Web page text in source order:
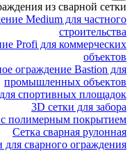
из сварной сетки
Medium для частного
строительства
Profi для коммерческих
объектов
ограждение Bastion для
промышленных объектов
спортивных площадок
3D сетки для забора
с полимерным покрытием
Сетка сварная рулонная
для сварного ограждения